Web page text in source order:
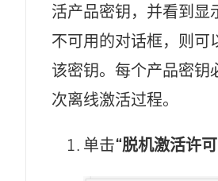
活产品密钥，并看到显
不可用的对话框，则可
该密钥。每个产品密钥
次离线激活过程。
单击“脱机激活许